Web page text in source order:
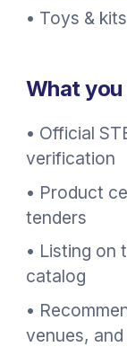
• Toys &
What
• Official
verification
• Product
tenders
• Listing on
catalog
•
venues,